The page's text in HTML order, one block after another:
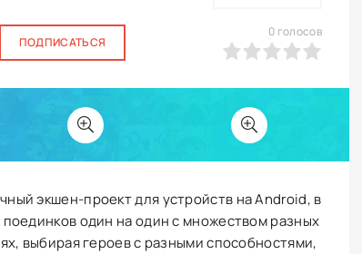
ПОДПИСАТЬСЯ
0
0 голосов
экшен-проект для устройств на Android, в
один на один с множеством разных
выбирая героев с разными способностями,